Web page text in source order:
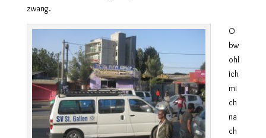
zwang.
O
bw
ohl
ich
mi
ch
na
ch